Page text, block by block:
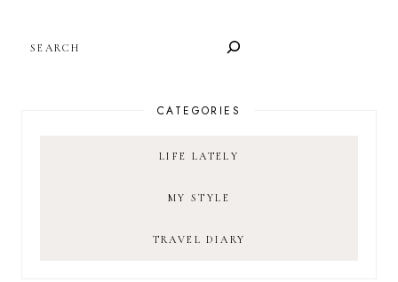
CATEGORIES
LIFE LATELY
MY STYLE
TRAVEL DIARY